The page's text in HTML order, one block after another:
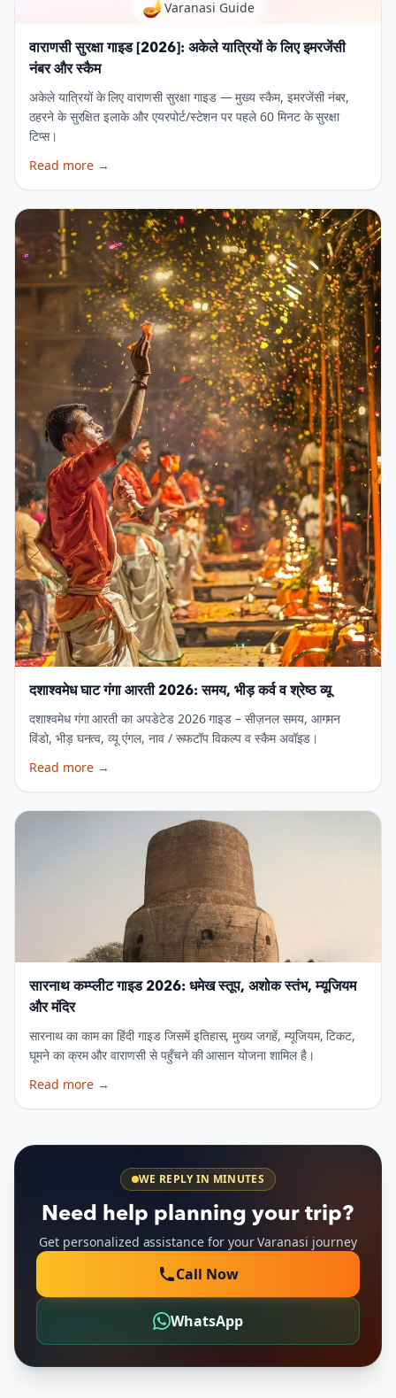
🪔Varanasi Guide
वाराणसी सुरक्षा गाइड [2026]: अकेले यात्रियों के लिए इमरजेंसी
नंबर और स्कैम
अकेले यात्रियों के लिए वाराणसी सुरक्षा गाइड — मुख्य स्कैम, इमरजेंसी नंबर,
ठहरने के सुरक्षित इलाके और एयरपोर्ट/स्टेशन पर पहले 60 मिनट के सुरक्षा
टिप्स।
Read more →
दशाश्वमेध घाट गंगा आरती 2026: समय, भीड़ कर्व व श्रेष्ठ व्यू
दशाश्वमेध गंगा आरती का अपडेटेड 2026 गाइड – सीज़नल समय, आगमन
विंडो, भीड़ घनत्व, व्यू एंगल, नाव / रूफटॉप विकल्प व स्कैम अवॉइड।
Read more →
सारनाथ कम्प्लीट गाइड 2026: धमेख स्तूप, अशोक स्तंभ, म्यूजियम
और मंदिर
सारनाथ का काम का हिंदी गाइड जिसमें इतिहास, मुख्य जगहें, म्यूजियम, टिकट,
घूमने का क्रम और वाराणसी से पहुँचने की आसान योजना शामिल है।
Read more →
WE REPLY IN MINUTES
Need help planning your trip?
Get personalized assistance for your Varanasi journey
Call Now
WhatsApp